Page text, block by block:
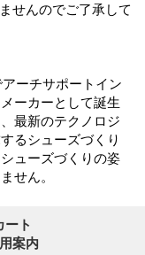
せんのでご了承して
ーチサポートイン
ーカーとして誕生
最新のテクノロジ
るシューズづくり
ューズづくりの姿
せん。
ート
案内